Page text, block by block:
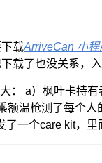
载ArriveCan 小程
载了也没关系，
： a）枫叶卡持
温枪测了每个人
一个care kit，里